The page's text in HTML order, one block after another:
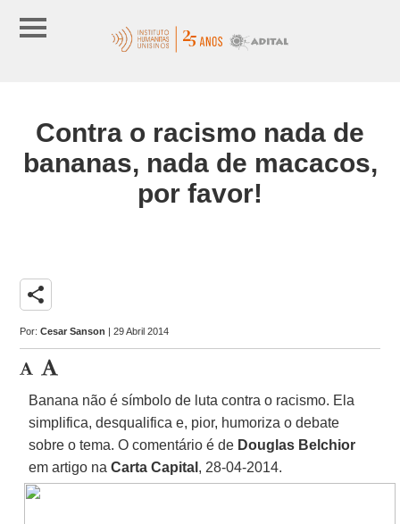
Contra o racismo nada de
bananas, nada de macacos,
por favor!
share
Por:Cesar Sanson | 29 Abril 2014
Banana não é símbolo de luta contra o racismo. Ela
simplifica, desqualifica e, pior, humoriza o debate
sobre o tema. O comentário é de Douglas Belchior
em artigo naCarta Capital , 28-04-2014.